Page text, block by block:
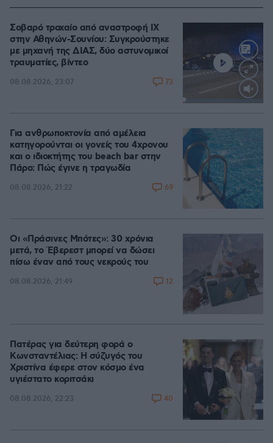
Σοβαρό τροχαίο από αναστροφή ΙΧ
στην Αθηνών-Σουνίου: Συγκρούστηκε
με μηχανή της ΔΙΑΣ, δύο αστυνομικοί
τραυματίες, βίντεο
08.08.2026, 23:07 73
Για ανθρωποκτονία από αμέλεια
κατηγορούνται οι γονείς του 4χρονου
και ο ιδιοκτήτης του beach bar στην
Πάρο: Πώς έγινε η τραγωδία
08.08.2026, 21:22 69
Οι «Πράσινες Μπότες»: 30 χρόνια
μετά, το Έβερεστ μπορεί να δώσει
πίσω έναν από τους νεκρούς του
08.08.2026, 21:49 12
Πατέρας για δεύτερη φορά ο
Κωνσταντέλιας: Η σύζυγός του
Χριστίνα έφερε στον κόσμο ένα
υγιέστατο κοριτσάκι
08.08.2026, 22:23 40